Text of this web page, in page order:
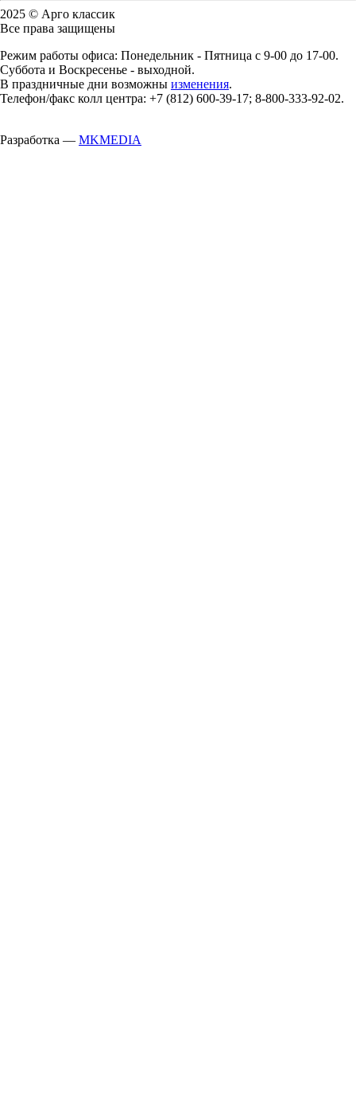
2025 © Арго классик
Все права защищены
Режим работы офиса: Понедельник - Пятница с 9-00 до 17-00.
Суббота и Воскресенье - выходной.
В праздничные дни возможны изменения.
Телефон/факс колл центра: +7 (812) 600-39-17; 8-800-333-92-02.
Разработка — MKMEDIA